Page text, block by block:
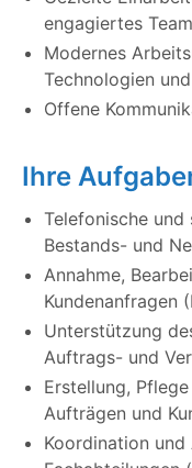
engagiertes Team
Modernes
Technologien
Offene
Ihre
Telefonische
Bestands- und
Annahme,
Kundenanfragen
Unterstützung
Auftrags- und
Erstellung,
Aufträgen und
Koordination